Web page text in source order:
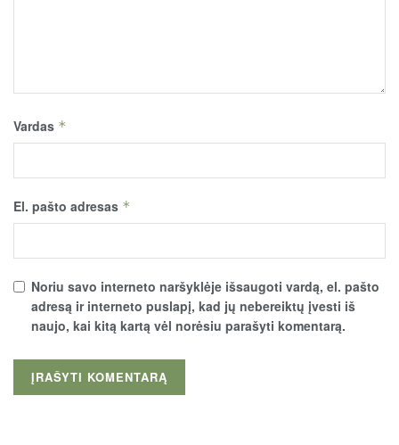
Vardas *
El. pašto adresas *
Noriu savo interneto naršyklėje išsaugoti vardą, el. pašto
adresą ir interneto puslapį, kad jų nebereiktų įvesti iš
naujo, kai kitą kartą vėl norėsiu parašyti komentarą.